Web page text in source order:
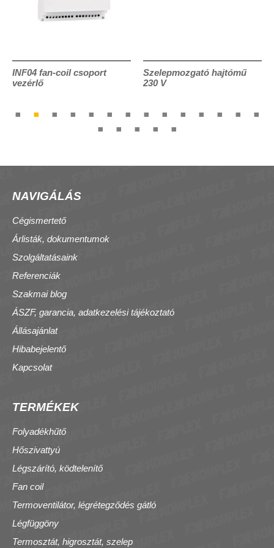
INF04 fan-coil csoport
vezérlő
Szelepmozgató hajtómű
230 V
NAVIGÁLÁS
Cégismertető
Árlisták, dokumentumok
Szolgáltatásaink
Referenciák
Szakmai blog
ÁSZF, garancia, adatkezelési tájékoztató
Állásajánlat
Hibabejelentő
Kapcsolat
TERMÉKEK
Folyadékhűtő
Hőszivattyú
Légszárító, ködtelenítő
Fan coil
Termoventilátor, légrétegződés gátló
Légfüggöny
Termosztát, higrosztát, szelep